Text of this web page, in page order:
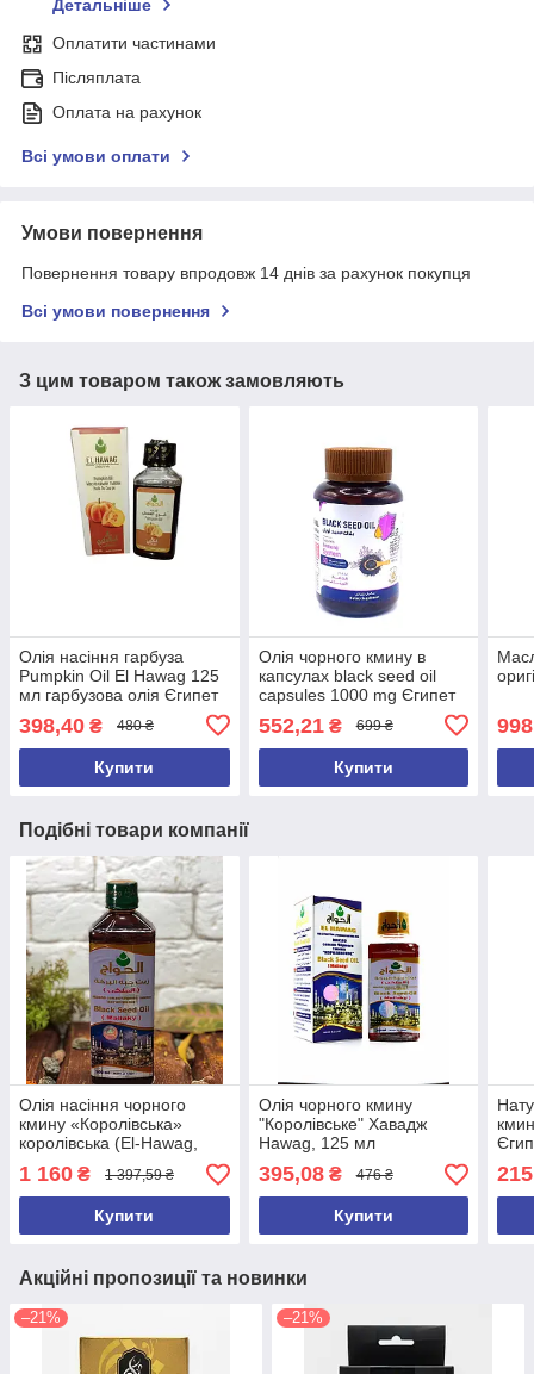
Детальніше
Оплатити частинами
Післяплата
Оплата на рахунок
Всі умови оплати
Умови повернення
Повернення товару впродовж 14 днів за рахунок покупця
Всі умови повернення
З цим товаром також замовляють
Олія насіння гарбуза
Pumpkin Oil El Hawag 125
мл гарбузова олія Єгипет
398,40 ₴ 480 ₴
Купити
Олія чорного кмину в
капсулах black seed oil
capsules 1000 mg Єгипет
552,21₴ 699 ₴
Купити
Подібні товари компанії
Олія насіння чорного
кмину «Королівська»
королівська (El-Hawag,
Єгипетська), El Hawag,
500 мл (2224)
1 160 ₴ 1 397,59 ₴
Купити
Олія чорного кмину
"Королівське" Хавадж
Hawag, 125 мл
395,08₴ 476 ₴
Купити
Акційні пропозиції та новинки
–21% –21%